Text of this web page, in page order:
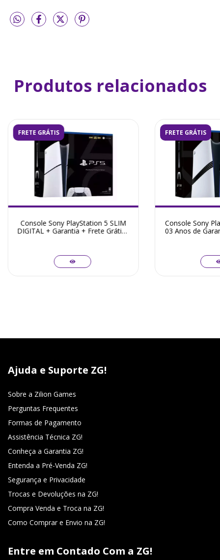
Produtos relacionados
FRETE GRÁTIS
Console Sony PlayStation 5 SLIM
DIGITAL + Garantia + Frete Grátis -
FRETE GRÁTIS
Console Sony
03 Anos de
Ajuda e Suporte ZG!
Sobre a Zilion Games
Perguntas Frequentes
Formas de Pagamento
Assistência Técnica ZG!
Conheça a Garantia ZG!
Entenda a Pré-Venda ZG!
Segurança e Privacidade
Trocas e Devoluções na ZG!
Compra Venda e Troca na ZG!
Como Comprar e Envio na ZG!
Entre em Contado Com a ZG!